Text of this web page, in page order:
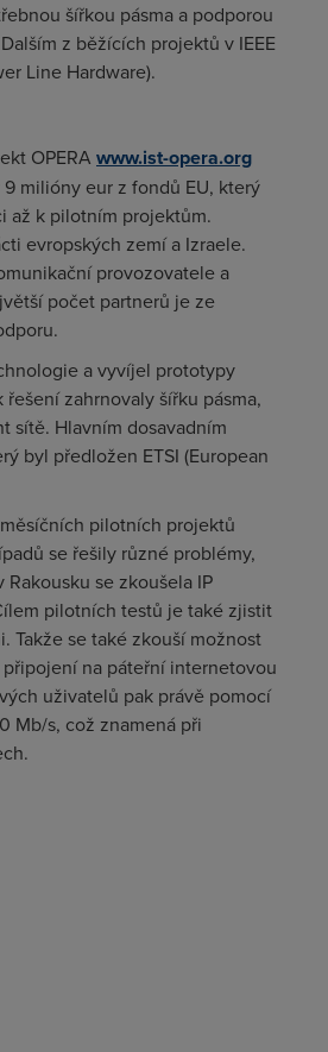
šířkou pásma a podporou
z běžících projektů v IEEE
Line Hardware).
OPERA www.ist-opera.org
milióny eur z fondů EU, který
až k pilotním projektům.
evropských zemí a Izraele.
provozovatele a
počet partnerů je ze
a vyvíjel prototypy
zahrnovaly šířku pásma,
sítě. Hlavním dosavadním
byl předložen ETSI (European
pilotních projektů
se řešily různé problémy,
se zkoušela IP
pilotních testů je také zjistit
Takže se také zkouší možnost
na páteřní internetovou
uživatelů pak právě pomocí
Mb/s, což znamená při